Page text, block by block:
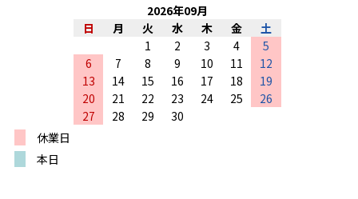
2026年09月
日
月 火 水 木 金
土
1
2 3 4
5
6
7 8 9 10 11
12
13
14 15 16 17 18
19
20
21 22 23 24 25
26
27
28 29
30
休業日
本日